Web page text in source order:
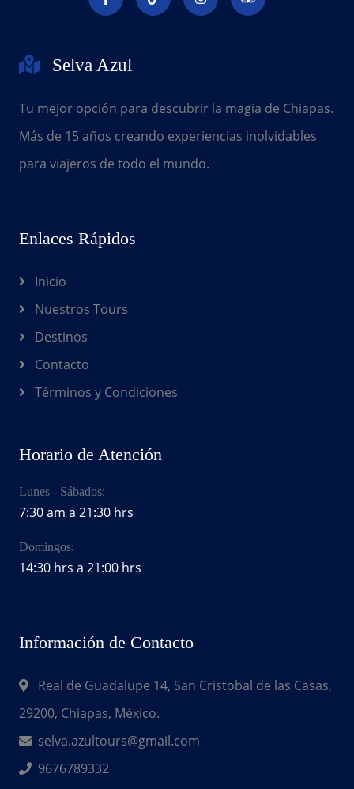
Selva Azul
Tu mejor opción para descubrir la magia de Chiapas.
Más de 15 años creando experiencias inolvidables
para viajeros de todo el mundo.
Enlaces Rápidos
Inicio
Nuestros Tours
Destinos
Contacto
Términos y Condiciones
Horario de Atención
Lunes - Sábados:
7:30 am a 21:30 hrs
Domingos:
14:30 hrs a 21:00 hrs
Información de Contacto
Real de Guadalupe 14, San Cristobal de las Casas,
29200, Chiapas, México.
selva.azultours@gmail.com
9676789332